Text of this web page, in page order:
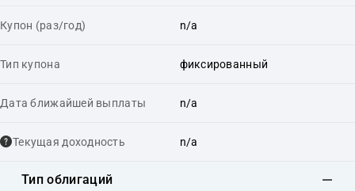
Купон (раз/год) n/a
Тип купона фиксированный
Дата ближайшей выплаты n/a
Текущая доходность n/a
Тип облигаций